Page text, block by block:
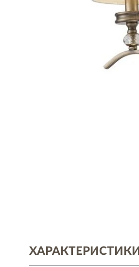
ХАРАКТЕРИСТИКИ